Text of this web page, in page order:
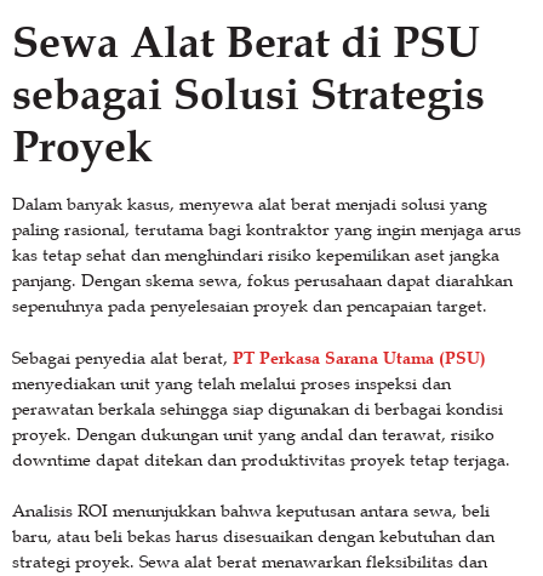
Sewa Alat Berat di PSU
sebagai Solusi Strategis
Proyek
Dalam banyak kasus, menyewa alat berat menjadi solusi yang
paling rasional, terutama bagi kontraktor yang ingin menjaga arus
kas tetap sehat dan menghindari risiko kepemilikan aset jangka
panjang. Dengan skema sewa, fokus perusahaan dapat diarahkan
sepenuhnya pada penyelesaian proyek dan pencapaian target.
Sebagai penyedia alat berat, PT Perkasa Sarana Utama (PSU)
menyediakan unit yang telah melalui proses inspeksi dan
perawatan berkala sehingga siap digunakan di berbagai kondisi
proyek. Dengan dukungan unit yang andal dan terawat, risiko
downtime dapat ditekan dan produktivitas proyek tetap terjaga.
Analisis ROI menunjukkan bahwa keputusan antara sewa, beli
baru, atau beli bekas harus disesuaikan dengan kebutuhan dan
strategi proyek. Sewa alat berat menawarkan fleksibilitas dan